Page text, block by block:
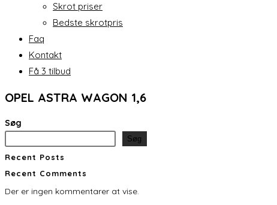
Skrot priser
Bedste skrotpris
Faq
Kontakt
Få 3 tilbud
OPEL ASTRA WAGON 1,6
Søg
Søg
Recent Posts
Recent Comments
Der er ingen kommentarer at vise.